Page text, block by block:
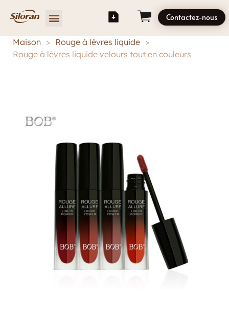
Contactez-nous
Maison > Rouge à lèvres liquide >
Rouge à lèvres liquide velours tout en couleurs